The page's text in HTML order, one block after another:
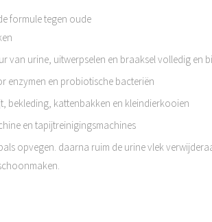
formule tegen oude
van urine, uitwerpselen en braaksel volledig en
enzymen en probiotische bacteriën
bekleding, kattenbakken en kleindierkooien
en tapijtreinigingsmachines
opvegen. daarna ruim de urine vlek